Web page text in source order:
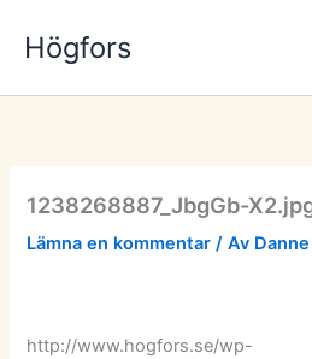
Högfors
1238268887_JbgGb-
Lämna en kommentar / Av
http://www.hogfors.se/wp-